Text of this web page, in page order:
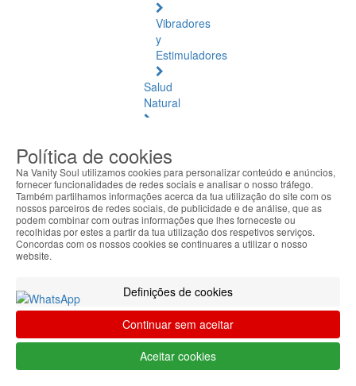
Vibradores
y
Estimuladores
Salud
Natural
Natural
Ver
todos
Ámbar
Báltico
Músculos
Bienestar
Diario
Circulación
Política de cookies
Na Vanity Soul utilizamos cookies para personalizar conteúdo e anúncios,
fornecer funcionalidades de redes sociais e analisar o nosso tráfego.
Também partilhamos informações acerca da tua utilização do site com os
nossos parceiros de redes sociais, de publicidade e de análise, que as
podem combinar com outras informações que lhes forneceste ou
recolhidas por estes a partir da tua utilização dos respetivos serviços.
Concordas com os nossos cookies se continuares a utilizar o nosso
website.
Definições de cookies
Continuar sem aceitar
Aceitar cookies